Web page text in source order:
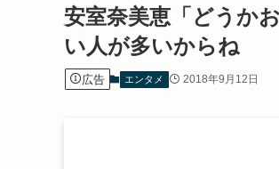
安室奈美恵「どうか
い人が多いからね
広告 エンタメ 2018年9月12日